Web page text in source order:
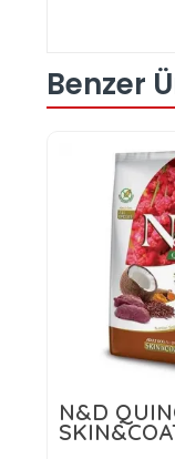
Benzer
N&D